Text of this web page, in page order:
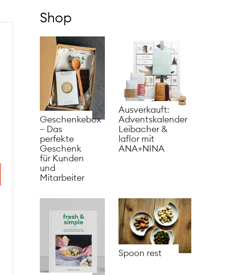
Shop
Geschenkebox
– Das
perfekte
Geschenk
für Kunden
und
Mitarbeiter
Ausverkauft:
Adventskalender
Leibacher &
laflor mit
ANA+NINA
Spoon rest